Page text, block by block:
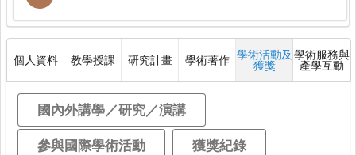
個人資料 教學授課 研究計畫 學術著作 學術活動及
獲獎
學術服務與
產學互動
國內外講學／研究／演講
參與國際學術活動 獲獎紀錄